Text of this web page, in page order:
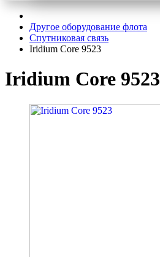
Другое оборудование флота
Спутниковая связь
Iridium Core 9523
Iridium Core 9523